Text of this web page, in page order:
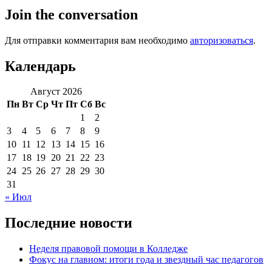
Join the conversation
Для отправки комментария вам необходимо авторизоваться.
Календарь
Август 2026
Пн Вт Ср Чт Пт Сб Вс
1
2
3
4 5 6 7 8
9
10 11 12 13 14 15 16
17 18 19 20 21 22 23
24 25 26 27 28 29 30
31
« Июл
Последние новости
Неделя правовой помощи в Колледже
Фокус на главном: итоги года и звездный час педагогов